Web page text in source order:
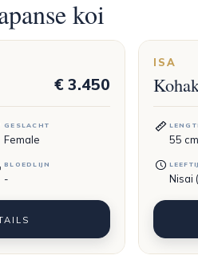
koi
€ 3.450
GESLACHT
Female
BLOEDLIJN
-
ISA
55 cm
Nisai